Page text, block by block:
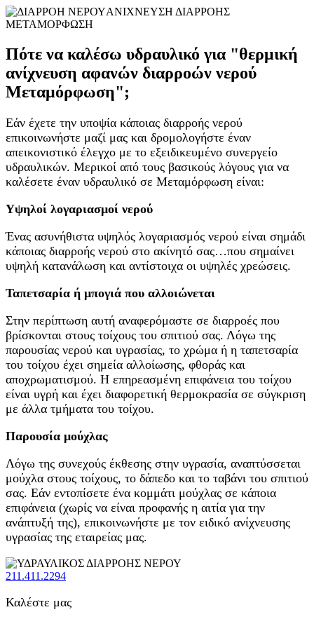
ΑΝΙΧΝΕΥΣΗ ΔΙΑΡΡΟΗΣ
ΜΕΤΑΜΟΡΦΩΣΗ
Πότε να καλέσω υδραυλικό για "θερμική
ανίχνευση αφανών διαρροών νερού
Μεταμόρφωση";
Εάν έχετε την υποψία κάποιας διαρροής νερού
επικοινωνήστε μαζί μας και δρομολογήστε έναν
απεικονιστικό έλεγχο με το εξειδικευμένο συνεργείο
υδραυλικών. Μερικοί από τους βασικούς λόγους για να
καλέσετε έναν υδραυλικό σε Μεταμόρφωση είναι:
Υψηλοί λογαριασμοί νερού
Ένας ασυνήθιστα υψηλός λογαριασμός νερού είναι σημάδι
κάποιας διαρροής νερού στο ακίνητό σας…που σημαίνει
υψηλή κατανάλωση και αντίστοιχα οι υψηλές χρεώσεις.
Ταπετσαρία ή μπογιά που αλλοιώνεται
Στην περίπτωση αυτή αναφερόμαστε σε διαρροές που
βρίσκονται στους τοίχους του σπιτιού σας. Λόγω της
παρουσίας νερού και υγρασίας, το χρώμα ή η ταπετσαρία
του τοίχου έχει σημεία αλλοίωσης, φθοράς και
αποχρωματισμού. Η επηρεασμένη επιφάνεια του τοίχου
είναι υγρή και έχει διαφορετική θερμοκρασία σε σύγκριση
με άλλα τμήματα του τοίχου.
Παρουσία μούχλας
Λόγω της συνεχούς έκθεσης στην υγρασία, αναπτύσσεται
μούχλα στους τοίχους, το δάπεδο και το ταβάνι του σπιτιού
σας. Εάν εντοπίσετε ένα κομμάτι μούχλας σε κάποια
επιφάνεια (χωρίς να είναι προφανής η αιτία για την
ανάπτυξή της), επικοινωνήστε με τον ειδικό ανίχνευσης
υγρασίας της εταιρείας μας.
211.411.2294
Καλέστε μας